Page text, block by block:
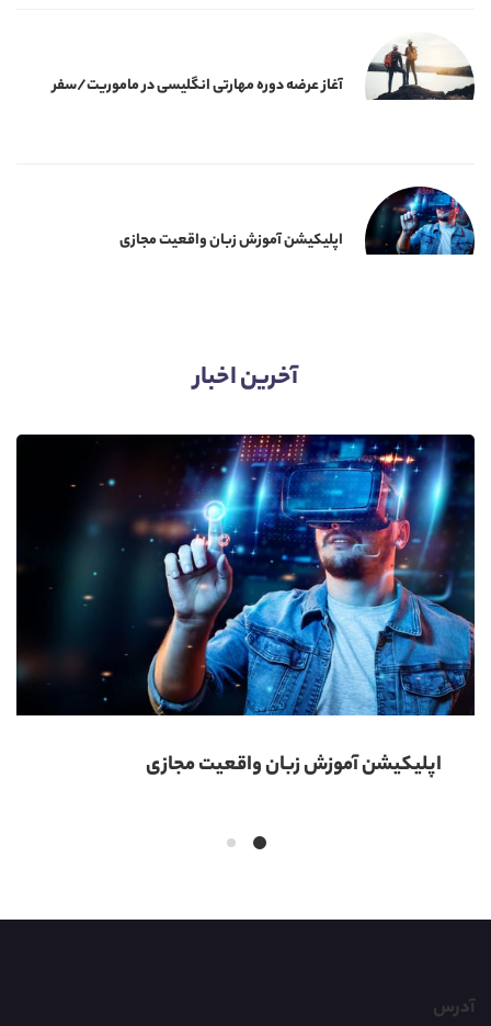
آغاز عرضه دوره‌ مهارتی انگلیسی در ماموریت/سفر
اپلیکیشن آموزش زبان واقعیت مجازی
آخرین اخبار​
اپلیکیشن آموزش زبان واقعیت مجازی
آدرس